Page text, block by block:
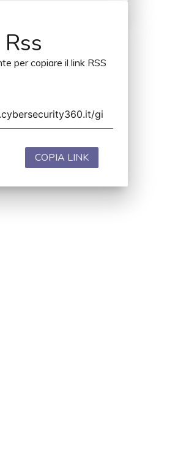
per copiare il link RSS
COPIA LINK